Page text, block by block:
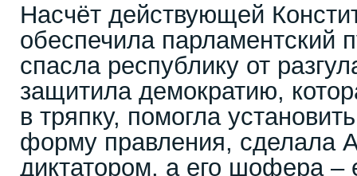
Насчёт действующей
обеспечила парламентский
спасла республику от
защитила демократию,
в тряпку, помогла
форму правления, сделала
диктатором, а его шофера –